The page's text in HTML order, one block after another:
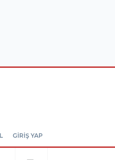
GİRİŞ YAP